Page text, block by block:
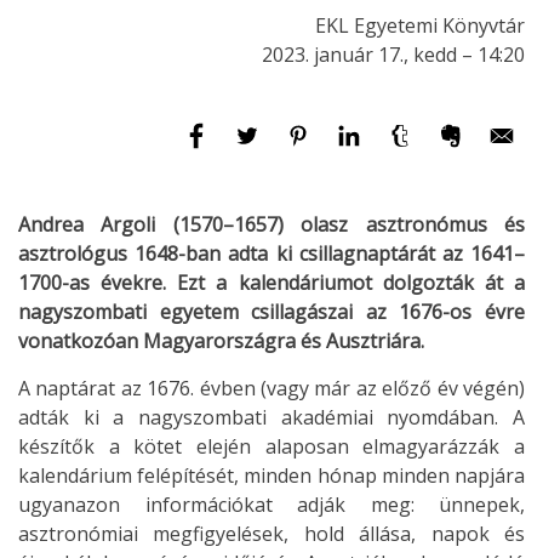
EKL Egyetemi Könyvtár
2023. január 17., kedd – 14:20
Andrea Argoli (1570–1657) olasz asztronómus és
asztrológus 1648-ban adta ki csillagnaptárát az 1641–
1700-as évekre. Ezt a kalendáriumot dolgozták át a
nagyszombati egyetem csillagászai az 1676-os évre
vonatkozóan Magyarországra és Ausztriára.
A naptárat az 1676. évben (vagy már az előző év végén)
adták ki a nagyszombati akadémiai nyomdában. A
készítők a kötet elején alaposan elmagyarázzák a
kalendárium felépítését, minden hónap minden napjára
ugyanazon információkat adják meg: ünnepek,
asztronómiai megfigyelések, hold állása, napok és